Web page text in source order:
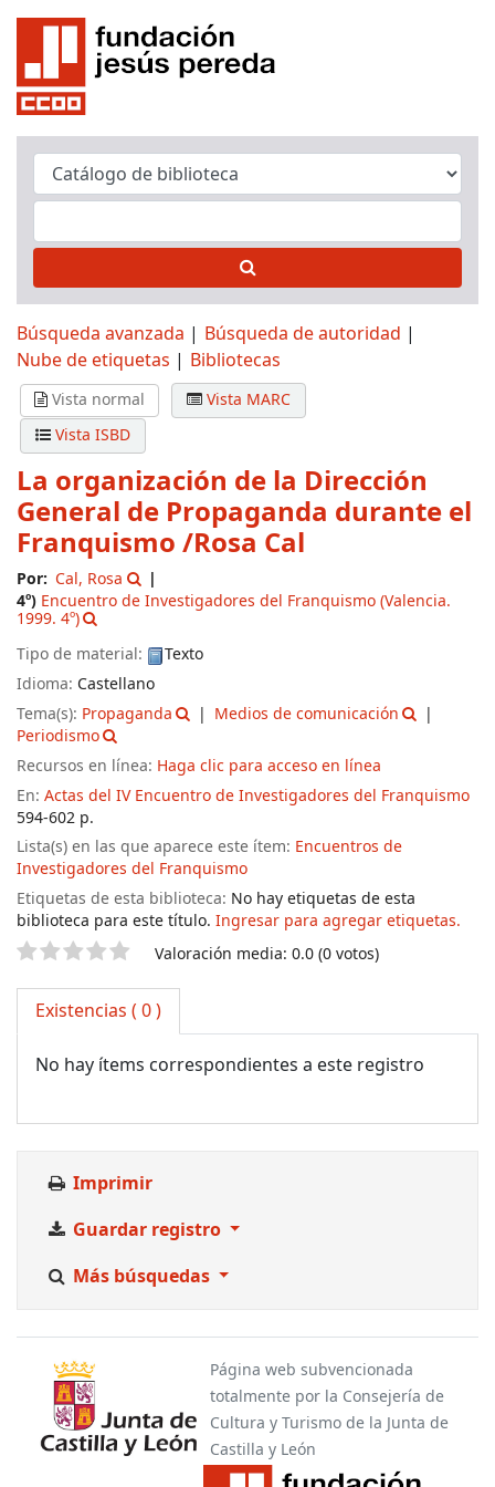
Búsqueda avanzada
Búsqueda de autoridad
Nube de etiquetas
Bibliotecas
Vista normal
Vista MARC
Vista ISBD
La organización de la Dirección
General de Propaganda durante el
Franquismo/Rosa Cal
Por: Cal, Rosa
4º) Encuentro de Investigadores del Franquismo(Valencia.
1999. 4º)
Tipo de material:
Texto
Idioma: Castellano
Tema(s): Propaganda
Medios de comunicación
Periodismo
Recursos en línea: Haga clic para acceso en línea
En: Actas del IV Encuentro de Investigadores del Franquismo
594-602 p.
Lista(s) en las que aparece este ítem: Encuentros de
Investigadores del Franquismo
Etiquetas de esta biblioteca: No hay etiquetas de esta
biblioteca para este título. Ingresar para agregar etiquetas.
Valoración Valoración media: 0.0 (0 votos)
Existencias ( 0 )
No hay ítems correspondientes a este registro
Imprimir
Guardar registro
Más búsquedas
Página web subvencionada
totalmente por la Consejería de
Cultura y Turismo de la Junta de
Castilla y León